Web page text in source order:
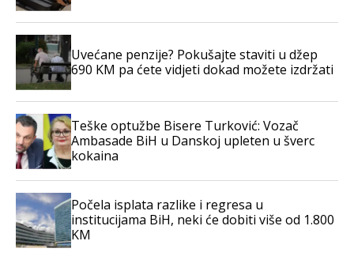
Uvećane penzije? Pokušajte staviti u džep
690 KM pa ćete vidjeti dokad možete izdržati
Teške optužbe Bisere Turković: Vozač
Ambasade BiH u Danskoj upleten u šverc
kokaina
Počela isplata razlike i regresa u
institucijama BiH, neki će dobiti više od 1.800
KM